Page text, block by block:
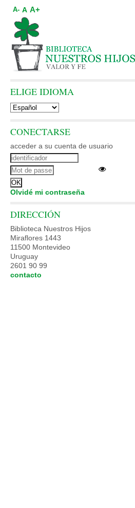
A- A A+
ELIGE IDIOMA
CONECTARSE
acceder a su cuenta de usuario
Olvidé mi contraseña
DIRECCIÓN
Biblioteca Nuestros Hijos
Miraflores 1443
11500 Montevideo
Uruguay
2601 90 99
contacto